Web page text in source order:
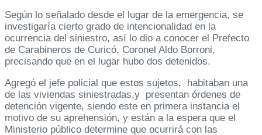
Según lo señalado desde el lugar de la emergencia, se
investigaría cierto grado de intencionalidad en la
ocurrencia del siniestro, así lo dio a conocer el Prefecto
de Carabineros de Curicó, Coronel Aldo Borroni,
precisando que en el lugar hubo dos detenidos.
Agregó el jefe policial que estos sujetos, habitaban una
de las viviendas siniestradas,y presentan órdenes de
detención vigente, siendo este en primera instancia el
motivo de su aprehensión, y están a la espera que el
Ministerio público determine que ocurrirá con las